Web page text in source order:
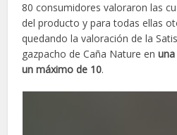
80 consumidores valoraron las
del producto y para todas ellas
quedando la valoración de la
gazpacho de Caña Nature en
un máximo de 10.